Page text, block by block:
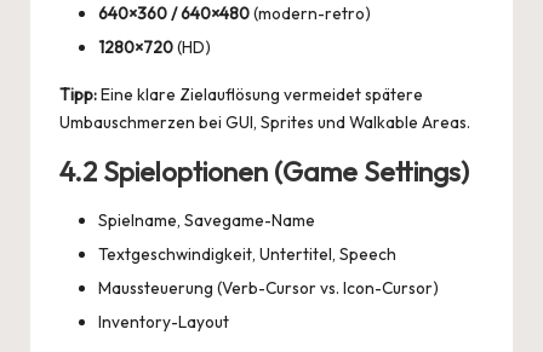
640×360 / 640×480(modern-retro)
1280×720(HD)
Tipp:Eine klare Zielauflösung vermeidet spätere
Umbauschmerzen bei GUI, Sprites und Walkable Areas.
4.2 Spieloptionen (Game Settings)
Spielname, Savegame-Name
Textgeschwindigkeit, Untertitel, Speech
Maussteuerung (Verb-Cursor vs. Icon-Cursor)
Inventory-Layout